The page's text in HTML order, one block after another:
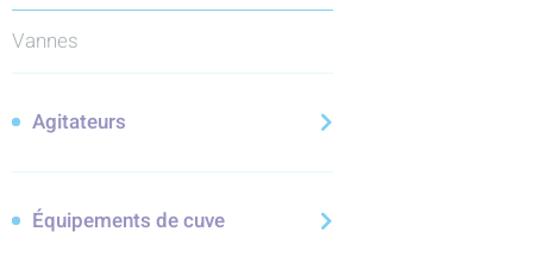
Vannes
Agitateurs
Équipements de cuve